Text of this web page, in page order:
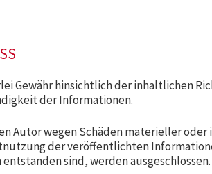
Gewähr hinsichtlich der inhaltlichen
der Informationen.
Autor wegen Schäden materieller
der veröffentlichten
sind, werden ausgeschlossen.